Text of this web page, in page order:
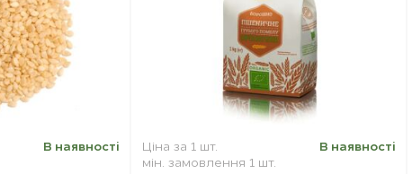
В наявностi
Ціна за 1 шт.
мін. замовлення 1 шт.
В наявностi